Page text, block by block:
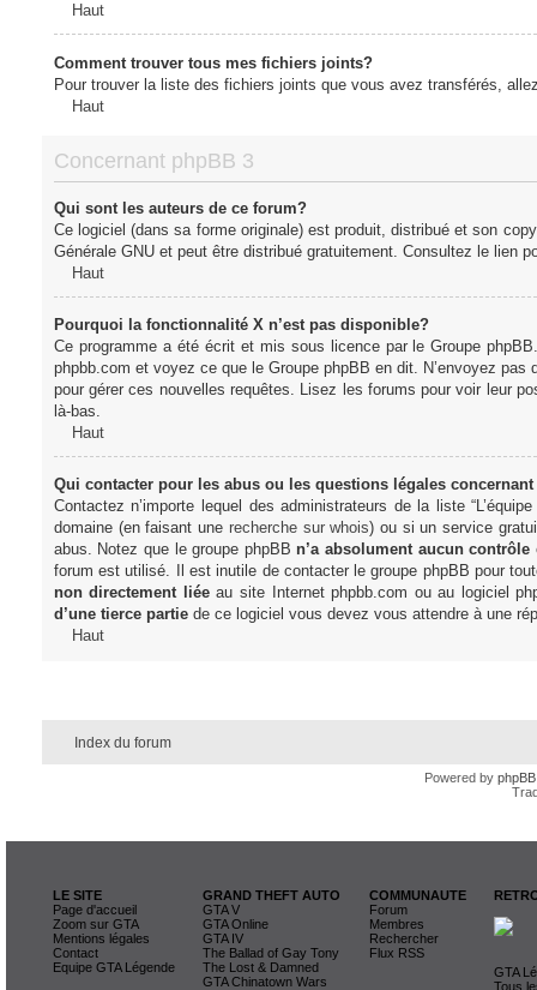
Haut
Comment trouver tous mes fichiers joints?
Pour trouver la liste des fichiers joints que vous avez transférés,
Haut
Concernant phpBB 3
Qui sont les auteurs de ce forum?
Ce logiciel (dans sa forme originale) est produit, distribué et son
Générale GNU et peut être distribué gratuitement. Consultez le lien
Haut
Pourquoi la fonctionnalité X n’est pas disponible?
Ce programme a été écrit et mis sous licence par le Groupe
phpbb.com et voyez ce que le Groupe phpBB en dit. N’envoyez
pour gérer ces nouvelles requêtes. Lisez les forums pour voir leur
là-bas.
Haut
Qui contacter pour les abus ou les questions légales
Contactez n’importe lequel des administrateurs de la liste
domaine (en faisant une recherche sur whois) ou si un service
abus. Notez que le groupe phpBB n’a absolument aucun contrôle
forum est utilisé. Il est inutile de contacter le groupe phpBB pour
non directement liéeau site Internet phpbb.com ou au logiciel
d’une tierce partiede ce logiciel vous devez vous attendre à une
Haut
Index du forum
Powered by phpBB
LE SITE
Page d'accueil
Zoom sur GTA
Mentions légales
Contact
Equipe GTA Légende
GRAND THEFT AUTO
GTA V
GTA Online
GTA IV
The Ballad of Gay Tony
The Lost & Damned
GTA Chinatown Wars
COMMUNAUTE
Forum
Membres
Rechercher
Flux RSS
GTA
Tous